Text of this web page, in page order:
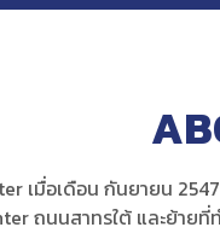
เมื่อเดือน กันยายน
ถนนสาทรใต้ และย้ายที่